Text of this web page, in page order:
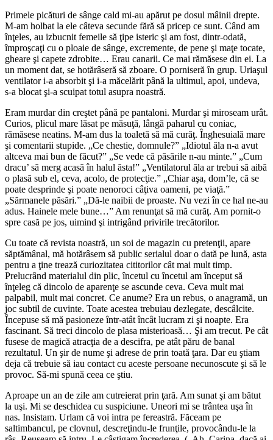
Primele picături de sânge cald mi-au apărut pe dosul mâinii drepte.
M-am holbat la ele câteva secunde fără să pricep ce sunt. Când am
înţeles, au izbucnit femeile să ţipe isteric şi am fost, dintr-odată,
împroşcaţi cu o ploaie de sânge, excremente, de pene şi maţe tocate,
gheare şi capete zdrobite… Erau canarii. Ce mai rămăsese din ei. La
un moment dat, se hotărâseră să zboare. O porniseră în grup. Uriaşul
ventilator i-a absorbit şi i-a măcelărit până la ultimul, apoi, undeva,
s-a blocat şi-a scuipat totul asupra noastră.
Eram murdar din creştet până pe pantaloni. Murdar şi miroseam urât.
Curios, plicul mare lăsat pe măsuţă, lângă paharul cu coniac,
rămăsese neatins. M-am dus la toaletă să mă curăţ. Înghesuială mare
şi comentarii stupide. „Ce chestie, domnule?” „Idiotul ăla n-a avut
altceva mai bun de făcut?” „Se vede că păsările n-au minte.” „Cum
dracu’ să merg acasă în halul ăsta!” „Ventilatorul ăla ar trebui să aibă
o plasă sub el, ceva, acolo, de protecţie.” „Chiar aşa, dom’le, că se
poate desprinde şi poate nenoroci câţiva oameni, pe viaţă.”
„Sărmanele păsări.” „Dă-le naibii de proaste. Nu vezi în ce hal ne-au
adus. Hainele mele bune…” Am renunţat să mă curăţ. Am pornit-o
spre casă pe jos, uimind şi intrigând privirile trecătorilor.
Cu toate că revista noastră, un soi de magazin cu pretenţii, apare
săptămânal, mă hotărâsem să public serialul doar o dată pe lună, asta
pentru a ţine trează curiozitatea cititorilor cât mai mult timp.
Prelucrând materialul din plic, încetul cu încetul am început să
înţeleg că dincolo de aparenţe se ascunde ceva. Ceva mult mai
palpabil, mult mai concret. Ce anume? Era un rebus, o anagramă, un
joc subtil de cuvinte. Toate acestea trebuiau dezlegate, descâlcite.
Începuse să mă pasioneze într-atât încât lucram zi şi noapte. Era
fascinant. Să treci dincolo de plasa misterioasă… Şi am trecut. Pe cât
fusese de magică atracţia de a descifra, pe atât păru de banal
rezultatul. Un şir de nume şi adrese de prin toată ţara. Dar eu ştiam
deja că trebuie să iau contact cu aceste persoane necunoscute şi să le
provoc. Să-mi spună ceea ce ştiu.
Aproape un an de zile am cutreierat prin ţară. Am sunat şi am bătut
la uşi. Mi se deschidea cu suspiciune. Uneori mi se trântea uşa în
nas. Insistam. Urlam că voi intra pe fereastră. Făceam pe
saltimbancul, pe clovnul, descreţindu-le frunţile, provocându-le la